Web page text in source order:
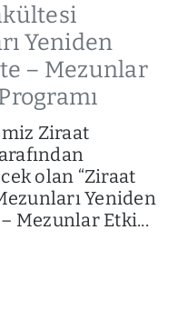
Yeniden
– Mezunlar
Ziraat
olan “Ziraat
Yeniden
Mezunlar Etki...